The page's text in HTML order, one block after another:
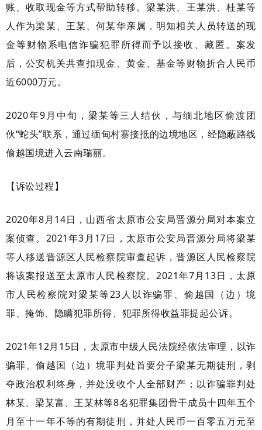
账、收取现金等方式帮助转移。梁某洪、王某洪、桂某等
人作为梁某、王某、何某华亲属，明知相关人员转送的现
金等财物系电信诈骗犯罪所得而予以接收、藏匿。案发
后，公安机关共查扣现金、黄金、基金等财物折合人民币
近6000万元。
2020年9月中旬，梁某等三人结伙，与缅北地区偷渡团
伙“蛇头”联系，通过缅甸村寨接抵的边境地区，经隐蔽路线
偷越国境进入云南瑞丽。
【诉讼过程】
2020年8月14日，山西省太原市公安局晋源分局对本案立
案侦查。2021年3月17日，太原市公安局晋源分局将梁某
等人移送晋源区人民检察院审查起诉，晋源区人民检察院
将该案报送至太原市人民检察院。2021年7月13日，太原
市人民检察院对梁某等23人以诈骗罪、偷越国（边）境
罪、掩饰、隐瞒犯罪所得、犯罪所得收益罪提起公诉。
2021年12月15日，太原市中级人民法院经依法审理，以诈
骗罪、偷越国（边）境罪判处首要分子梁某无期徒刑，剥
夺政治权利终身，并处没收个人全部财产；以诈骗罪判处
林某、梁某富、王某林等8名犯罪集团骨干成员十四年五个
月至十一年不等的有期徒刑，并处人民币一百零五万元至